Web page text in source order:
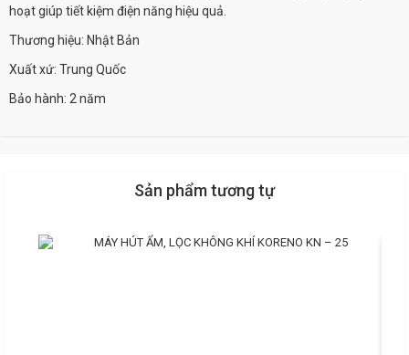
hoạt giúp tiết kiệm điện năng hiệu quả.
Thương hiệu: Nhật Bản
Xuất xứ: Trung Quốc
Bảo hành: 2 năm
Sản phẩm tương tự